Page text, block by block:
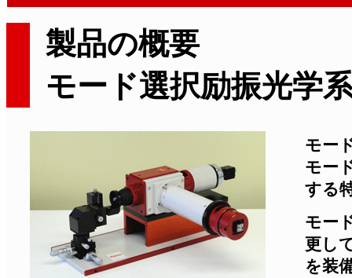
製品の概要
モード選択励振光学
モー
モー
する
モー
更し
を装